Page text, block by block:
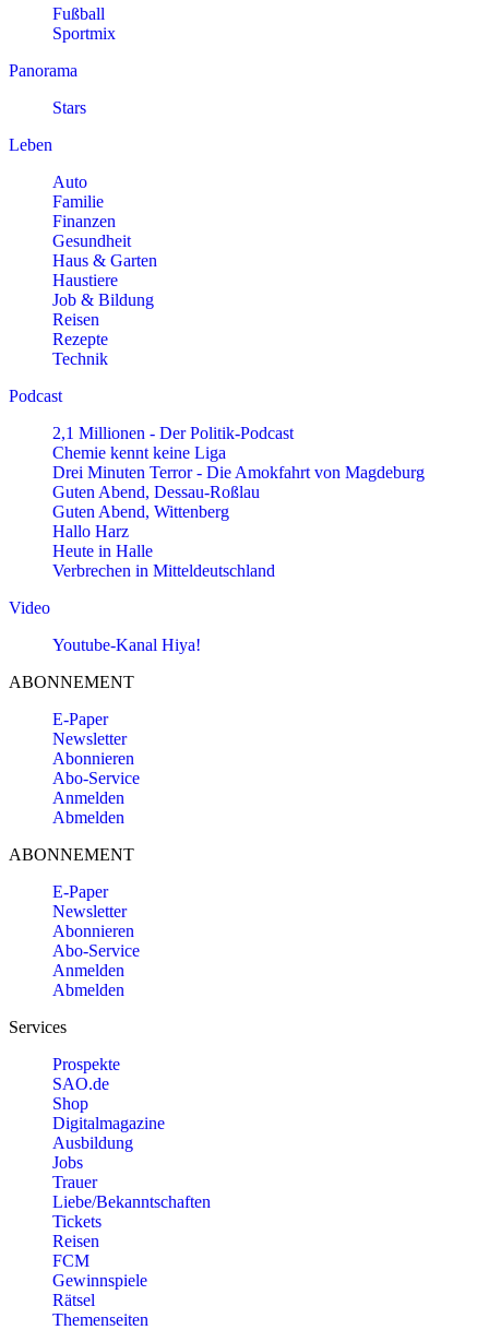
Fußball
Sportmix
Panorama
Stars
Leben
Auto
Familie
Finanzen
Gesundheit
Haus & Garten
Haustiere
Job & Bildung
Reisen
Rezepte
Technik
Podcast
2,1 Millionen - Der Politik-Podcast
Chemie kennt keine Liga
Drei Minuten Terror - Die Amokfahrt von Magdeburg
Guten Abend, Dessau-Roßlau
Guten Abend, Wittenberg
Hallo Harz
Heute in Halle
Verbrechen in Mitteldeutschland
Video
Youtube-Kanal Hiya!
ABONNEMENT
E-Paper
Newsletter
Abonnieren
Abo-Service
Anmelden
Abmelden
ABONNEMENT
E-Paper
Newsletter
Abonnieren
Abo-Service
Anmelden
Abmelden
Services
Prospekte
SAO.de
Shop
Digitalmagazine
Ausbildung
Jobs
Trauer
Liebe/Bekanntschaften
Tickets
Reisen
FCM
Gewinnspiele
Rätsel
Themenseiten